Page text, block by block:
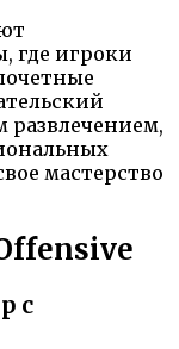
где игроки
мастерство
с